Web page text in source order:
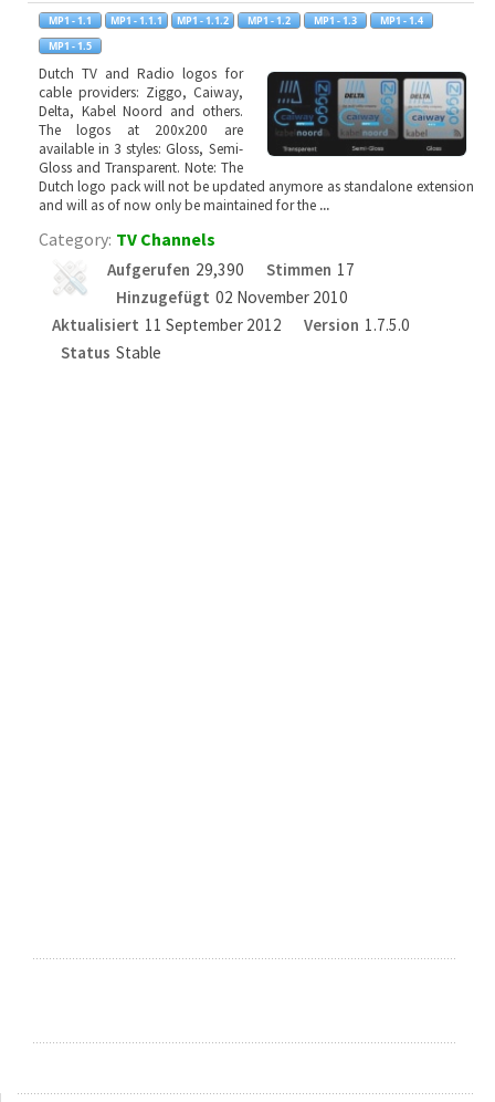
Dutch TV and Radio logos for
cable providers: Ziggo, Caiway,
Delta, Kabel Noord and others.
The logos at 200x200 are
available in 3 styles: Gloss, Semi-
Gloss and Transparent. Note: The
Dutch logo pack will not be updated anymore as standalone extension
and will as of now only be maintained for the ...
Category: TV Channels
Aufgerufen 29,390 Stimmen 17
Hinzugefügt 02 November 2010
Aktualisiert 11 September 2012 Version 1.7.5.0
Status Stable